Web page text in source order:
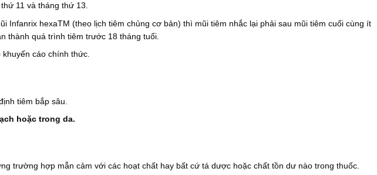
11 và tháng thứ 13.
Infanrix hexaTM (theo lịch tiêm chủng cơ bản) thì mũi tiêm nhắc lại phải sau mũi tiêm cuối cùng ít
thành quá trình tiêm trước 18 tháng tuổi.
cáo chính thức.
tiêm bắp sâu.
hoặc trong da.
trường hợp mẫn cảm với các hoạt chất hay bất cứ tá dược hoặc chất tồn dư nào trong thuốc.